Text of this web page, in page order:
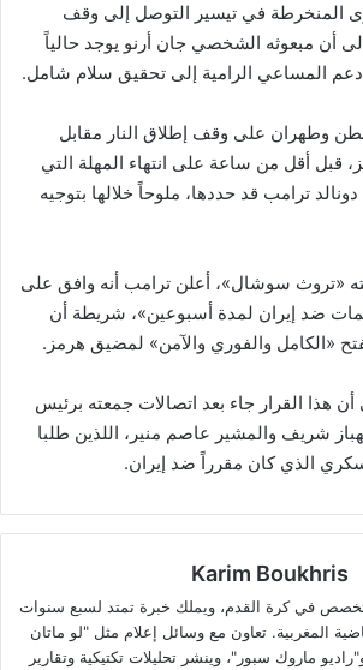
المنخرطة في تيسير التوصل إلى وقف
أن مبعوثه الشخصي جان أرنو يوجد حالياً
المساعي الرامية إلى تحقيق سلام شامل.
وطهران على وقف إطلاق النار مقابل
قبل أقل من ساعة على انتهاء المهلة التي
ترامب قد حددها، ملوحاً خلالها بتوجيه
«تروث سوشال»، أعلن ترامب أنه وافق على
ضد إيران لمدة أسبوعين»، شريطة أن
«الكامل والفوري والآمن» لمضيق هرمز.
أن هذا القرار جاء بعد اتصالات جمعته برئيس
شريف والمشير عاصم منير، اللذين طلبا
الذي كان مقرراً ضد إيران.
Karim Boukhris
في كرة القدم، ويملك خبرة تمتد لسبع سنوات
المغربية. تعاون مع وسائل إعلام مثل "لو ماتان
ماروك سبور"، وينشر تحليلات تكتيكية وتقارير